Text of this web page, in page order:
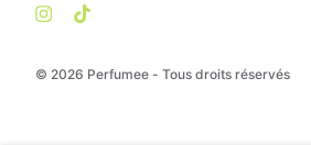
© 2026 Perfumee - Tous droits réservés